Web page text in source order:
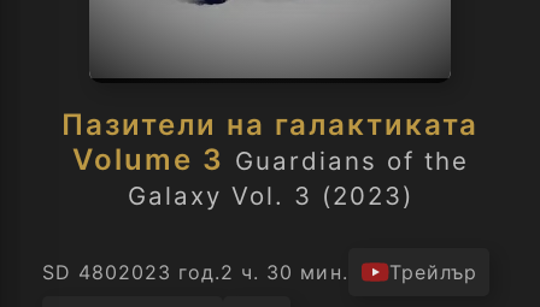
Пазители на галактиката
Volume 3 Guardians of the
Galaxy Vol. 3 (2023)
SD 4802023 год.2 ч. 30 мин. Трейлър